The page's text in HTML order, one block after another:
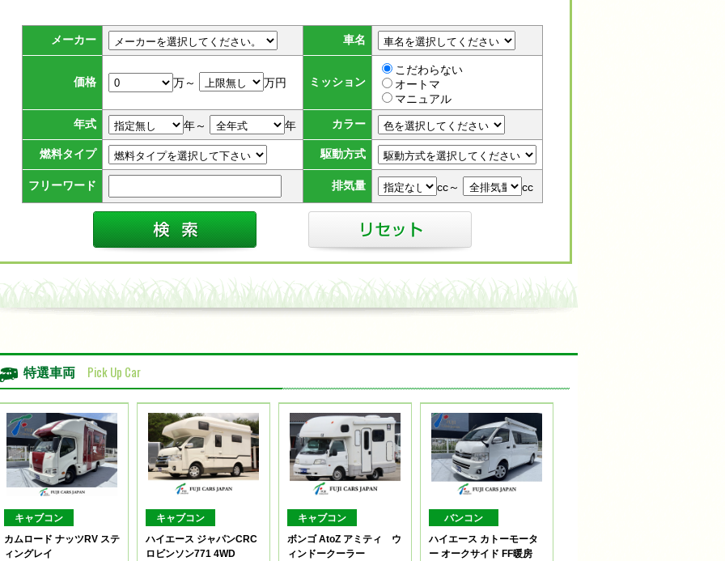
メーカー 車名
価格 万～ 万円 ミッション
こだわらない
オートマ
マニュアル
年式 年～ 年 カラー
燃料タイプ 駆動方式
フリーワード 排気量 cc～ cc
特選車両 Pick Up Car
キャブコン
カムロード ナッツRV ステ
ィングレイ
キャブコン
ハイエース ジャパンCRC
ロビンソン771 4WD
キャブコン
ボンゴ AtoZ アミティ ウ
ィンドークーラー
バンコン
ハイエース カトーモータ
ー オークサイド FF暖房